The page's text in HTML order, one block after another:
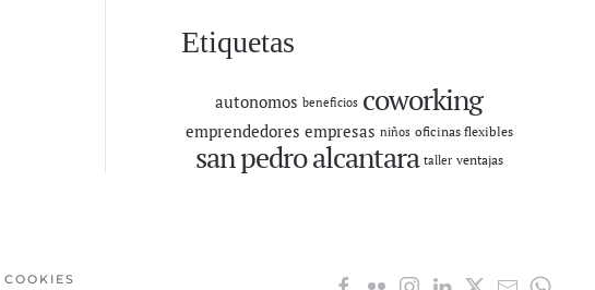
Etiquetas
autonomos beneficios coworking
emprendedores empresas niños oficinas flexibles
san pedro alcantara taller ventajas
COOKIES